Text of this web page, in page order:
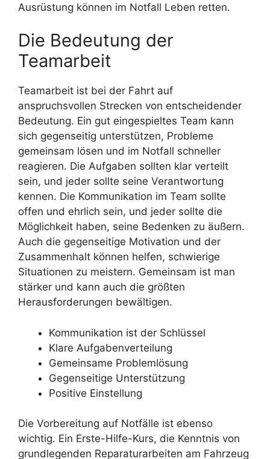
Ausrüstung können im Notfall Leben retten.
Die Bedeutung der
Teamarbeit
Teamarbeit ist bei der Fahrt auf
anspruchsvollen Strecken von entscheidender
Bedeutung. Ein gut eingespieltes Team kann
sich gegenseitig unterstützen, Probleme
gemeinsam lösen und im Notfall schneller
reagieren. Die Aufgaben sollten klar verteilt
sein, und jeder sollte seine Verantwortung
kennen. Die Kommunikation im Team sollte
offen und ehrlich sein, und jeder sollte die
Möglichkeit haben, seine Bedenken zu äußern.
Auch die gegenseitige Motivation und der
Zusammenhalt können helfen, schwierige
Situationen zu meistern. Gemeinsam ist man
stärker und kann auch die größten
Herausforderungen bewältigen.
Kommunikation ist der Schlüssel
Klare Aufgabenverteilung
Gemeinsame Problemlösung
Gegenseitige Unterstützung
Positive Einstellung
Die Vorbereitung auf Notfälle ist ebenso
wichtig. Ein Erste-Hilfe-Kurs, die Kenntnis von
grundlegenden Reparaturarbeiten am Fahrzeug